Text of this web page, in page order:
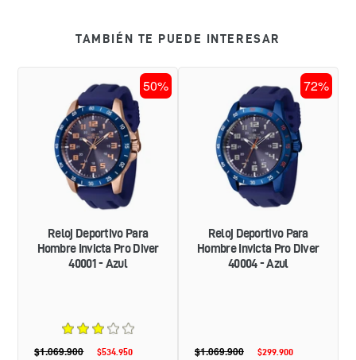
TAMBIÉN TE PUEDE INTERESAR
DEPORTIVO
PARA
HOMBRE
INVICTA
PRO
DIVER
40001
AZUL
50%
Reloj Deportivo Para
Hombre Invicta Pro Diver
40001 - Azul
Precio
$534.950
Precio
$1.069.900
DEPORTIVO
PARA
HOMBRE
INVICTA
PRO
DIVER
40004
AZUL
72%
Reloj Deportivo Para
Hombre Invicta Pro Diver
40004 - Azul
Precio
$299.900
Precio
$1.069.900